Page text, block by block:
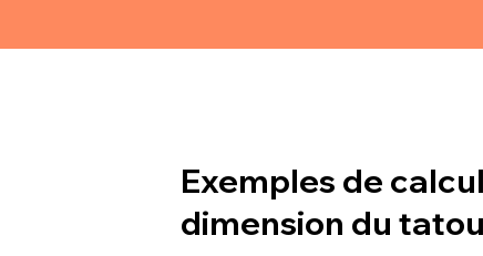
Exemples de
dimension du